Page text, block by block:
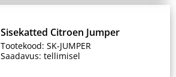
Sisekatted Citroen Jumper
Tootekood: SK-JUMPER
Saadavus: tellimisel